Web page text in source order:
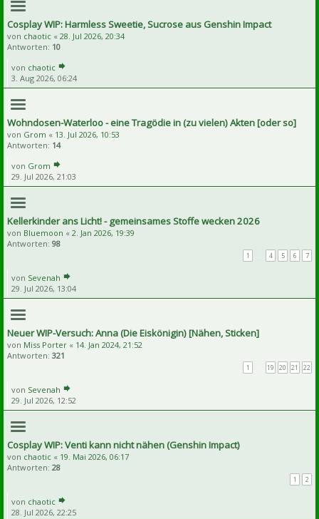
Cosplay WIP: Harmless Sweetie, Sucrose aus Genshin Impact
von chaotic « 28. Jul 2026, 20:34
Antworten: 10
von chaotic
3. Aug 2026, 06:24
Wohndosen-Waterloo - eine Tragödie in (zu vielen) Akten [oder so]
von Grom « 13. Jul 2026, 10:53
Antworten: 14
von Grom
29. Jul 2026, 21:03
Kellerkinder ans Licht! - gemeinsames Stoffe wecken 2026
von Bluemoon « 2. Jan 2026, 19:39
Antworten: 98
1 4 5 6 7
von Sevenah
29. Jul 2026, 13:04
Neuer WIP-Versuch: Anna (Die Eiskönigin) [Nähen, Sticken]
von Miss Porter « 14. Jan 2024, 21:52
Antworten: 321
1 19 20 21 22
von Sevenah
29. Jul 2026, 12:52
Cosplay WIP: Venti kann nicht nähen (Genshin Impact)
von chaotic « 19. Mai 2026, 06:17
Antworten: 28
1 2
von chaotic
28. Jul 2026, 22:25